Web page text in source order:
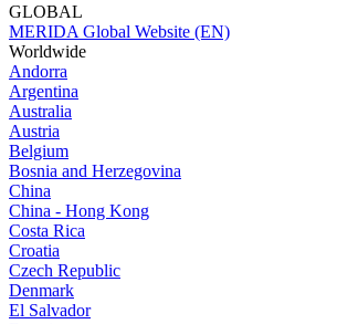
GLOBAL
MERIDA Global Website (EN)
Worldwide
Andorra
Argentina
Australia
Austria
Belgium
Bosnia and Herzegovina
China
China - Hong Kong
Costa Rica
Croatia
Czech Republic
Denmark
El Salvador